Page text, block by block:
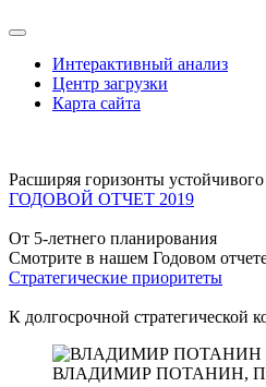
Интерактивный анализ
Центр загрузки
Карта сайта
Расширяя горизонты устойчивого
ГОДОВОЙ ОТЧЕТ 2019
От 5-летнего планирования
Смотрите в нашем Годовом
Стратегические приоритеты
К долгосрочной стратегической
ВЛАДИМИР ПОТАНИН,